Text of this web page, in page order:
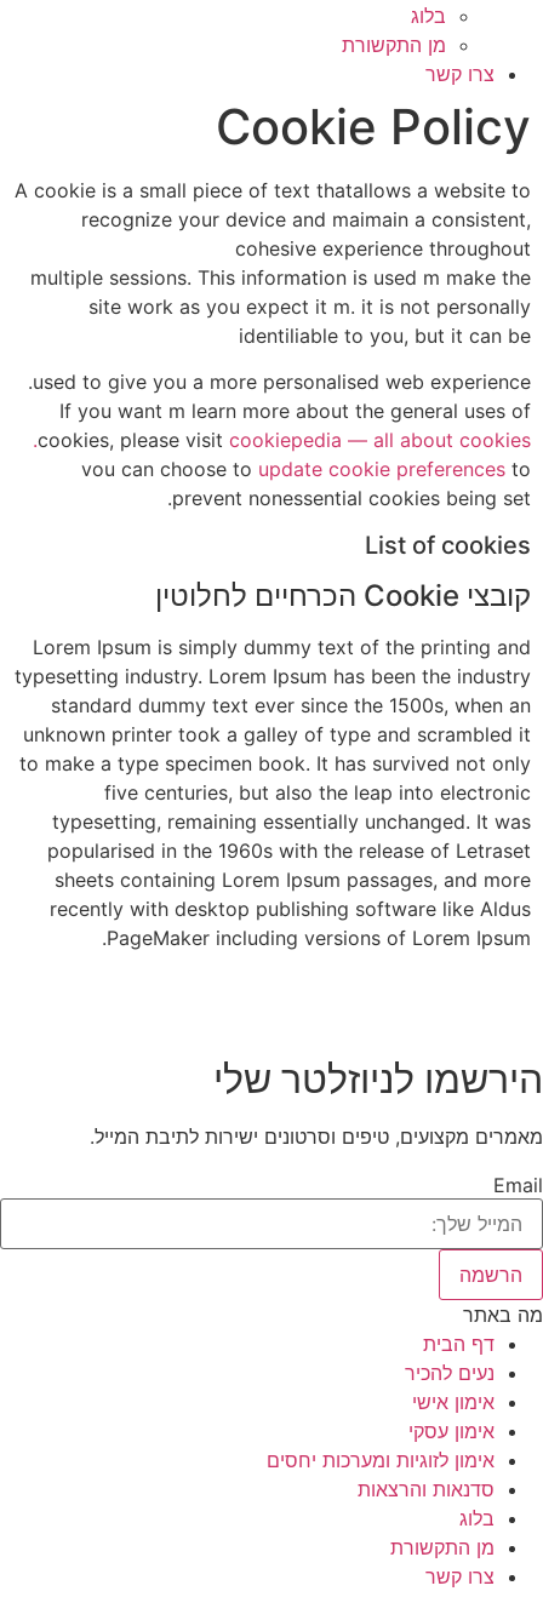
בלוג
מן התקשורת
צרו קשר
Cookie Policy
A cookie is a small piece of text thatallows a website to
recognize your device and maimain a consistent,
cohesive experience throughout
multiple sessions. This information is used m make the
site work as you expect it m. it is not personally
identiliable to you, but it can be
used to give you a more personalised web experience.
If you want m learn more about the general uses of
cookies, please visit cookiepedia — all about cookies.
vou can choose to update cookie preferences to
prevent nonessential cookies being set.
List of cookies
קובצי Cookie הכרחיים לחלוטין
Lorem Ipsum is simply dummy text of the printing and
typesetting industry. Lorem Ipsum has been the industry
standard dummy text ever since the 1500s, when an
unknown printer took a galley of type and scrambled it
to make a type specimen book. It has survived not only
five centuries, but also the leap into electronic
typesetting, remaining essentially unchanged. It was
popularised in the 1960s with the release of Letraset
sheets containing Lorem Ipsum passages, and more
recently with desktop publishing software like Aldus
PageMaker including versions of Lorem Ipsum.
הירשמו לניוזלטר שלי
מאמרים מקצועים, טיפים וסרטונים ישירות לתיבת המייל.
Email
הרשמה
מה באתר
דף הבית
נעים להכיר
אימון אישי
אימון עסקי
אימון לזוגיות ומערכות יחסים
סדנאות והרצאות
בלוג
מן התקשורת
צרו קשר